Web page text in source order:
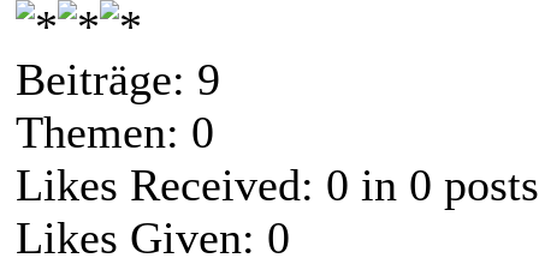
Beiträge: 9
Themen: 0
Likes Received: 0 in 0 posts
Likes Given: 0